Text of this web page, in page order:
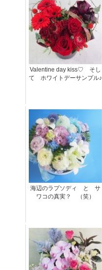
Valentine day kiss♡ そし
て ホワイトデーサンプル♪
海辺のラプソディ と サ
ワコの真実？ （笑）